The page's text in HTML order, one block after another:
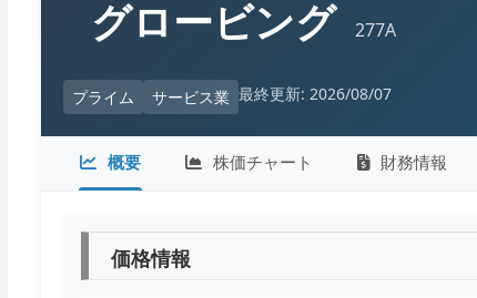
グロービング 277A
プライム サービス業 最終更新: 2026/08/07
概要 株価チャート 財務情報
価格情報